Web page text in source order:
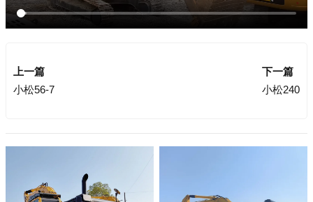
上一篇
小松56-7
下一篇
小松240